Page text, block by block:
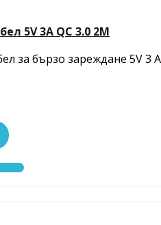
5V 3A QC 3.0 2M
за бързо зареждане 5V 3 A